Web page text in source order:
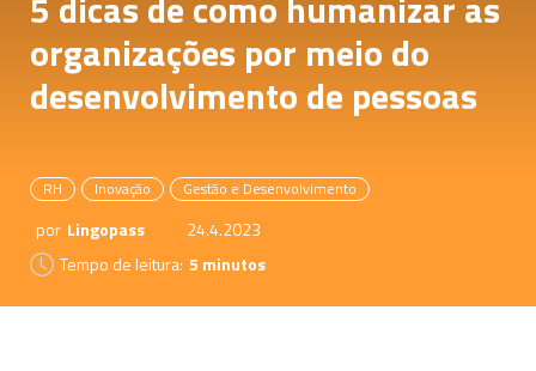
organizações por meio do
desenvolvimento de pessoas
RH Inovação Gestão e Desenvolvimento
por Lingopass
24.4.2023
Tempo de leitura: 5 minutos